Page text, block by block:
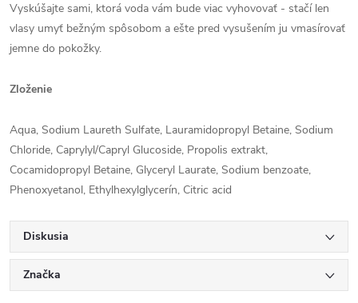
Vyskúšajte sami, ktorá voda vám bude viac vyhovovať - stačí len
vlasy umyť bežným spôsobom a ešte pred vysušením ju vmasírovať
jemne do pokožky.
Zloženie
Aqua, Sodium Laureth Sulfate, Lauramidopropyl Betaine, Sodium
Chloride, Caprylyl/Capryl Glucoside, Propolis extrakt,
Cocamidopropyl Betaine, Glyceryl Laurate, Sodium benzoate,
Phenoxyetanol, Ethylhexylglycerín, Citric acid
Diskusia
Značka